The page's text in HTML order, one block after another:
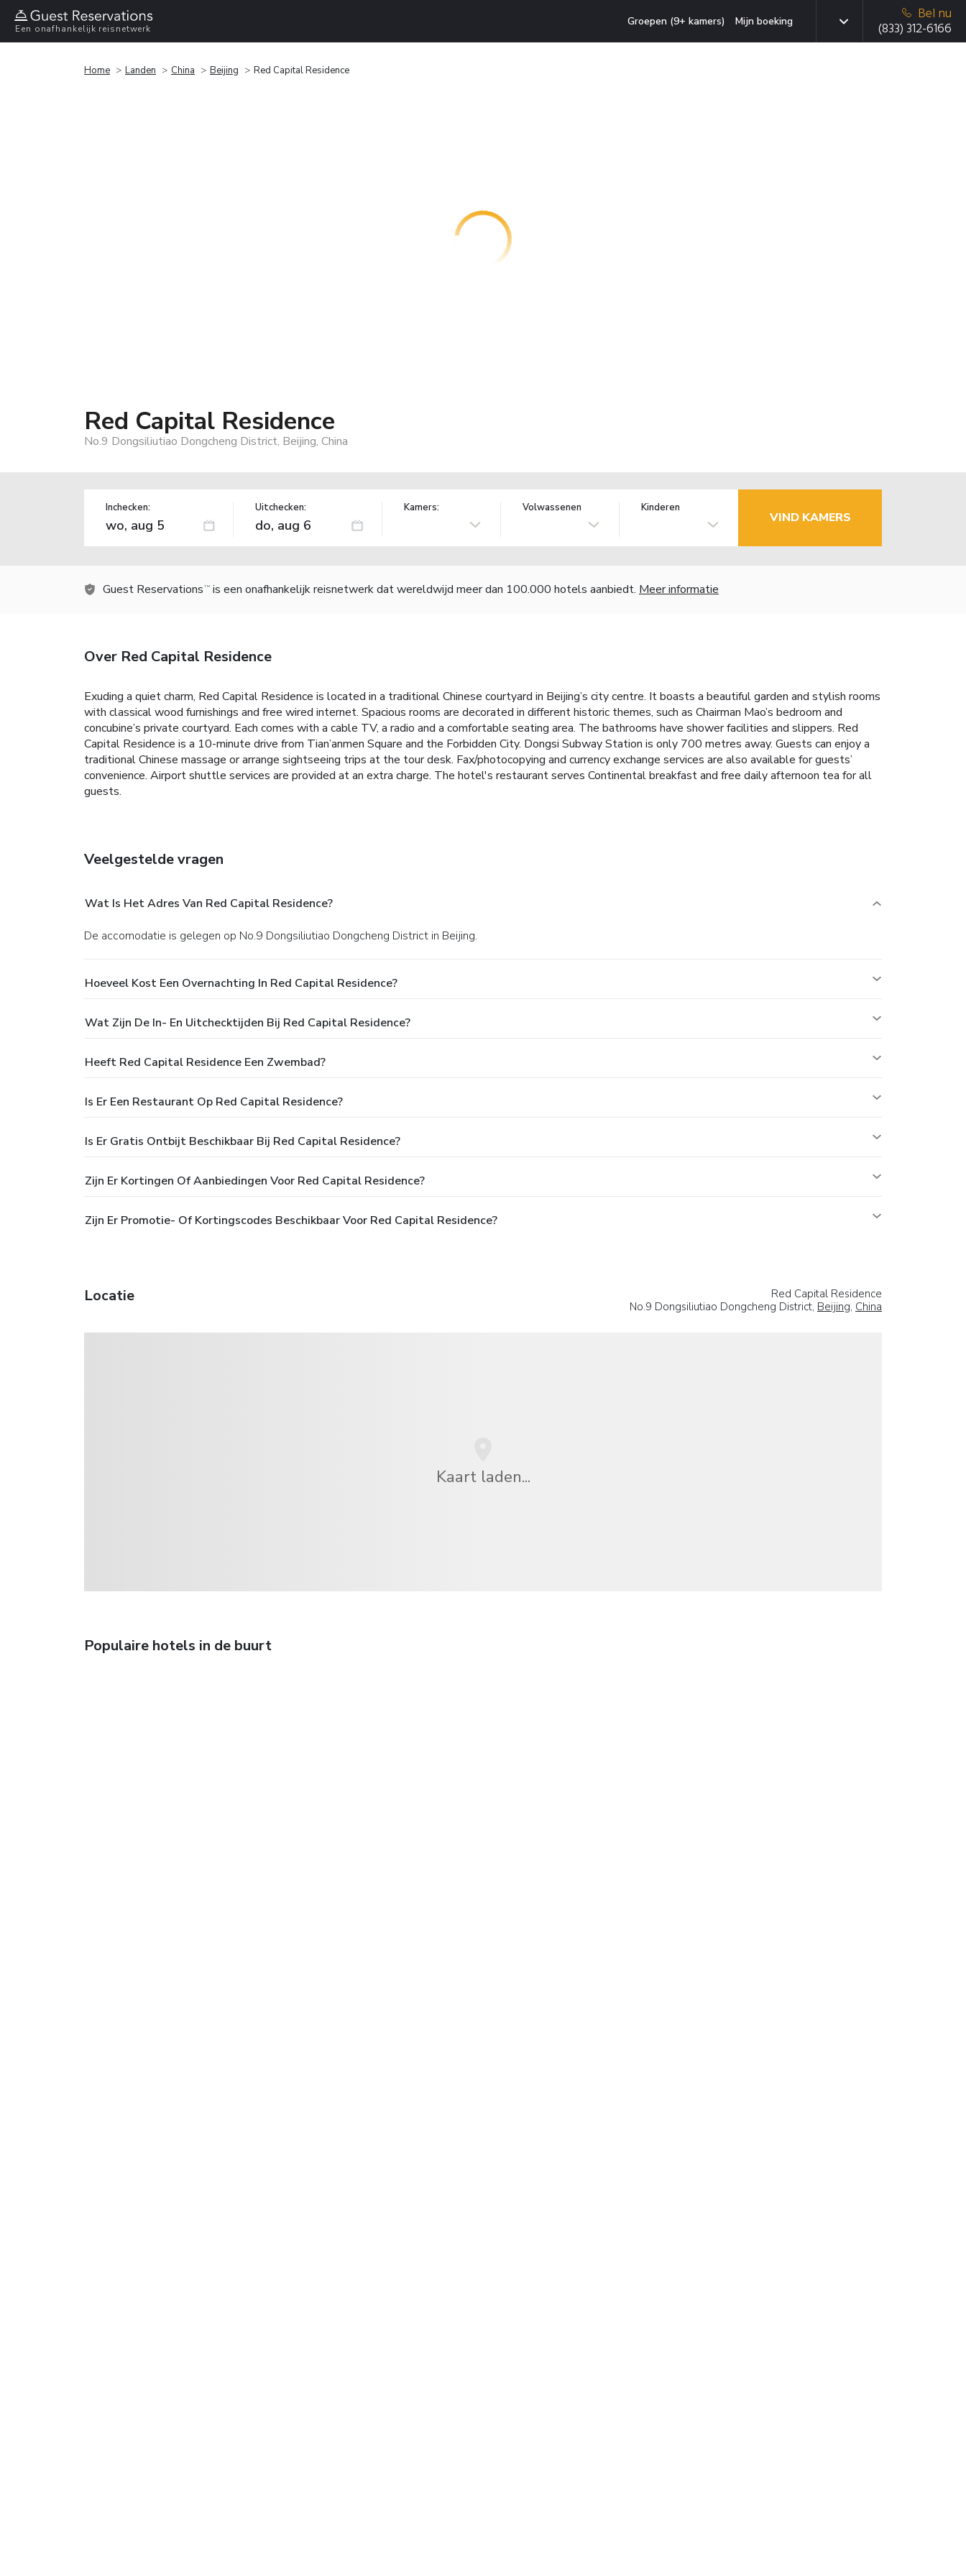
Een onafhankelijk reisnetwerk
Groepen (9+ kamers) Mijn boeking
Bel nu
(833) 312-6166
Home Landen China Beijing Red Capital Residence
Red Capital Residence
No.9 Dongsiliutiao Dongcheng District, Beijing, China
Inchecken: Uitchecken: Kamers: Volwassenen Kinderen
VIND KAMERS
Guest Reservations TM is een onafhankelijk reisnetwerk dat wereldwijd meer dan 100.000 hotels aanbiedt. Meer informatie
Over Red Capital Residence
Exuding a quiet charm, Red Capital Residence is located in a traditional Chinese courtyard in Beijing’s city centre. It boasts a beautiful garden and stylish rooms
with classical wood furnishings and free wired internet. Spacious rooms are decorated in different historic themes, such as Chairman Mao’s bedroom and
concubine’s private courtyard. Each comes with a cable TV, a radio and a comfortable seating area. The bathrooms have shower facilities and slippers. Red
Capital Residence is a 10-minute drive from Tian’anmen Square and the Forbidden City. Dongsi Subway Station is only 700 metres away. Guests can enjoy a
traditional Chinese massage or arrange sightseeing trips at the tour desk. Fax/photocopying and currency exchange services are also available for guests’
convenience. Airport shuttle services are provided at an extra charge. The hotel's restaurant serves Continental breakfast and free daily afternoon tea for all
guests.
Veelgestelde vragen
Wat Is Het Adres Van Red Capital Residence?
De accomodatie is gelegen op No.9 Dongsiliutiao Dongcheng District in Beijing.
Hoeveel Kost Een Overnachting In Red Capital Residence?
Wat Zijn De In- En Uitchecktijden Bij Red Capital Residence?
Heeft Red Capital Residence Een Zwembad?
Is Er Een Restaurant Op Red Capital Residence?
Is Er Gratis Ontbijt Beschikbaar Bij Red Capital Residence?
Zijn Er Kortingen Of Aanbiedingen Voor Red Capital Residence?
Zijn Er Promotie- Of Kortingscodes Beschikbaar Voor Red Capital Residence?
Locatie
Red Capital Residence
No.9 Dongsiliutiao Dongcheng District, Beijing, China
Kaart laden...
Populaire hotels in de buurt